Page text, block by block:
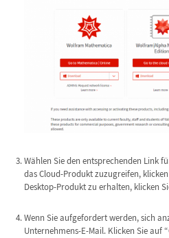
Wählen Sie den entsprechenden Link
das Cloud-Produkt zuzugreifen,
Desktop-Produkt zu erhalten, klicken
Wenn Sie aufgefordert werden, sich
Unternehmens-E-Mail. Klicken Sie auf